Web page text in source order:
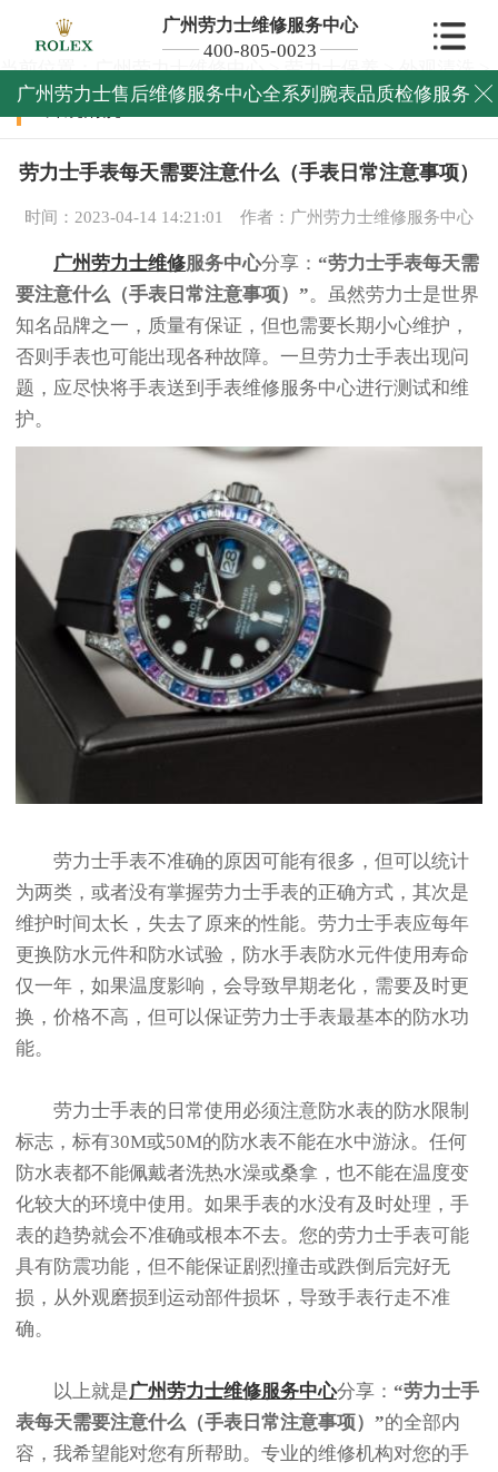
广州劳力士维修服务中心
400-805-0023
广州劳力士售后维修服务中心全系列腕表品质检修服务 
当前位置：广州劳力士维修中心>劳力士保养>外观清洗>
外观清洗
劳力士手表每天需要注意什么（手表日常注意事项）
时间：2023-04-14 14:21:01 作者：广州劳力士维修服务中心
广州劳力士维修服务中心分享： “劳力士手表每天需
要注意什么（手表日常注意事项）”。虽然劳力士是世界
知名品牌之一，质量有保证，但也需要长期小心维护，
否则手表也可能出现各种故障。一旦劳力士手表出现问
题，应尽快将手表送到手表维修服务中心进行测试和维
护。
劳力士手表不准确的原因可能有很多，但可以统计
为两类，或者没有掌握劳力士手表的正确方式，其次是
维护时间太长，失去了原来的性能。劳力士手表应每年
更换防水元件和防水试验，防水手表防水元件使用寿命
仅一年，如果温度影响，会导致早期老化，需要及时更
换，价格不高，但可以保证劳力士手表最基本的防水功
能。
劳力士手表的日常使用必须注意防水表的防水限制
标志，标有30M或50M的防水表不能在水中游泳。任何
防水表都不能佩戴者洗热水澡或桑拿，也不能在温度变
化较大的环境中使用。如果手表的水没有及时处理，手
表的趋势就会不准确或根本不去。您的劳力士手表可能
具有防震功能，但不能保证剧烈撞击或跌倒后完好无
损，从外观磨损到运动部件损坏，导致手表行走不准
确。
以上就是广州劳力士维修服务中心分享： “劳力士手
表每天需要注意什么（手表日常注意事项）”的全部内
容，我希望能对您有所帮助。专业的维修机构对您的手